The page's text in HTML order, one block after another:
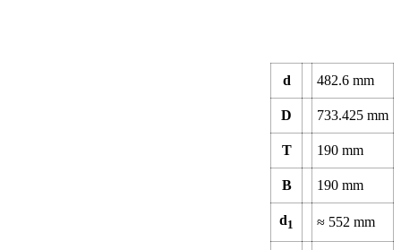
d 482.6 mm
D 733.425 mm
T 190 mm
B 190 mm
d1 ≈ 552 mm